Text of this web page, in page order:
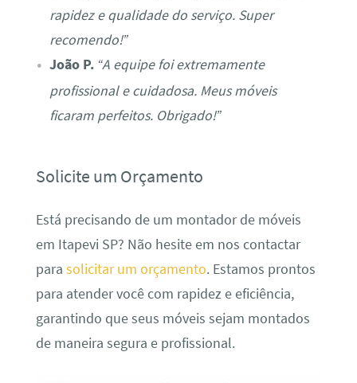
rapidez e qualidade do serviço. Super
recomendo!”
João P. “A equipe foi extremamente
profissional e cuidadosa. Meus móveis
ficaram perfeitos. Obrigado!”
Solicite um Orçamento
Está precisando de um montador de móveis
em Itapevi SP? Não hesite em nos contactar
para solicitar um orçamento. Estamos prontos
para atender você com rapidez e eficiência,
garantindo que seus móveis sejam montados
de maneira segura e profissional.